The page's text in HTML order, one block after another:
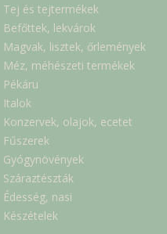
Tej és tejtermékek
Befőttek, lekvárok
Magvak, lisztek, őrlemények
Méz, méhészeti termékek
Pékáru
Italok
Konzervek, olajok, ecetet
Fűszerek
Gyógynövények
Száraztészták
Édesség, nasi
Készételek